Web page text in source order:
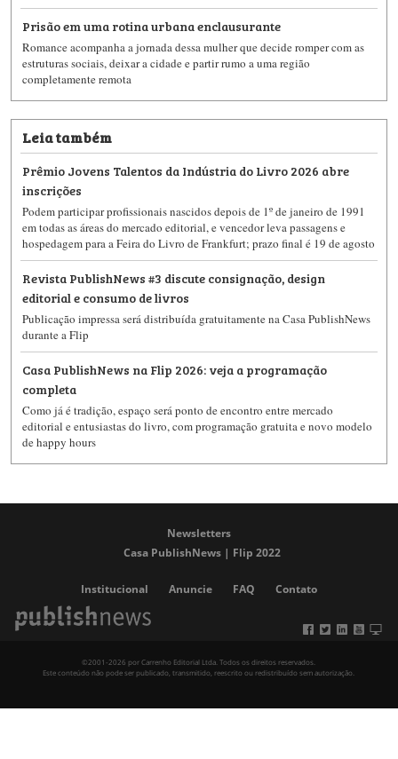
Prisão em uma rotina urbana enclausurante
Romance acompanha a jornada dessa mulher que decide romper com as
estruturas sociais, deixar a cidade e partir rumo a uma região
completamente remota
Leia também
Prêmio Jovens Talentos da Indústria do Livro 2026 abre
inscrições
Podem participar profissionais nascidos depois de 1º de janeiro de 1991
em todas as áreas do mercado editorial, e vencedor leva passagens e
hospedagem para a Feira do Livro de Frankfurt; prazo final é 19 de agosto
Revista PublishNews #3 discute consignação, design
editorial e consumo de livros
Publicação impressa será distribuída gratuitamente na Casa PublishNews
durante a Flip
Casa PublishNews na Flip 2026: veja a programação
completa
Como já é tradição, espaço será ponto de encontro entre mercado
editorial e entusiastas do livro, com programação gratuita e novo modelo
de happy hours
Newsletters
Casa PublishNews | Flip 2022
Institucional Anuncie FAQ Contato
©2001-2026 por Carrenho Editorial Ltda. Todos os direitos reservados.
Este conteúdo não pode ser publicado, transmitido, reescrito ou redistribuído sem autorização.